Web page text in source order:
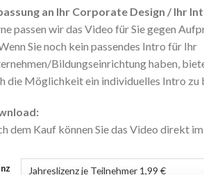
an Ihr Corporate Design / Ihr
passen wir das Video für Sie gegen
Sie noch kein passendes Intro für Ihr
Bildungseinrichtung haben,
die Möglichkeit ein individuelles Intro zu
dem Kauf können Sie das Video direkt